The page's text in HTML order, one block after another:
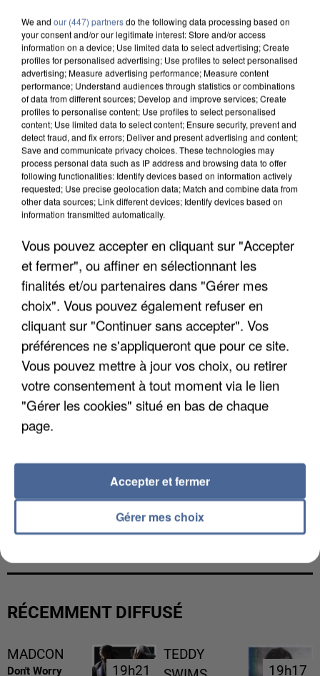
UN SECOND CADRE DE LA DZ MAFIA
INTERPELLÉ EN ALGÉRIE
UNE TOURISTE DE L’OISE EMPORTÉE PAR UNE
COULÉE DE BOUE EN HAUTE-SAVOIE
RÉCEMMENT DIFFUSÉ
MADCON
Don't Worry 19h21
19h21
TEDDY
19h17
19h17
We and our (447) partnersdo the following data processing based on
your consent and/or our legitimate interest: Store and/or access
information on a device; Use limited data to select advertising; Create
profiles for personalised advertising; Use profiles to select personalised
advertising; Measure advertising performance; Measure content
performance; Understand audiences through statistics or combinations
of data from different sources; Develop and improve services; Create
profiles to personalise content; Use profiles to select personalised
content; Use limited data to select content; Ensure security, prevent and
detect fraud, and fix errors; Deliver and present advertising and content;
Save and communicate privacy choices. These technologies may
process personal data such as IP address and browsing data to offer
following functionalities: Identify devices based on information actively
requested; Use precise geolocation data; Match and combine data from
other data sources; Link different devices; Identify devices based on
information transmitted automatically.
Vous pouvez accepter en cliquant sur "Accepter
et fermer", ou affiner en sélectionnant les
finalités et/ou partenaires dans "Gérer mes
choix". Vous pouvez également refuser en
cliquant sur "Continuer sans accepter". Vos
préférences ne s'appliqueront que pour ce site.
Vous pouvez mettre à jour vos choix, ou retirer
votre consentement à tout moment via le lien
"Gérer les cookies" situé en bas de chaque
page.
Gérer mes choix
Accepter et fermer